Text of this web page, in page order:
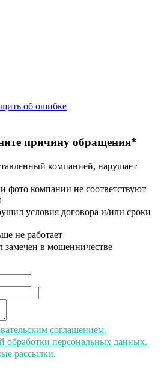
об ошибке
причину обращения*
компанией, нарушает
фото компании не соответствуют
условия договора и/или сроки
не работает
замечен в мошенничестве
соглашением.
обработки персональных данных.
рассылки.